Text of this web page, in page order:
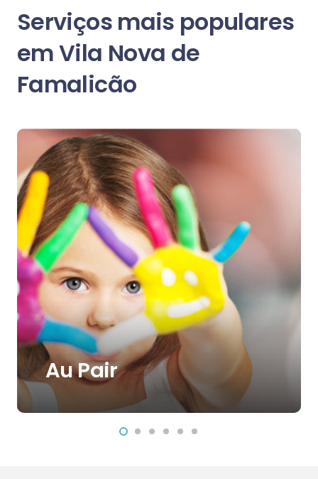
Serviços mais populares
em Vila Nova de
Famalicão
Au Pair